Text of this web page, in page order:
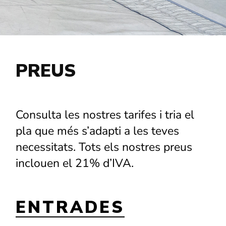
PREUS
Consulta les nostres tarifes i tria el
pla que més s’adapti a les teves
necessitats. Tots els nostres preus
inclouen el 21% d’IVA.
ENTRADES
Són
lloc web
funcionalitat i
lloc web, en
funció de com
s'utilitza el lloc
web.
Experiència
Per tal que el
nostre lloc